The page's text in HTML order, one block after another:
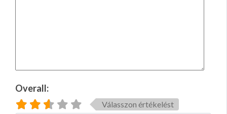
Overall:
Válasszon értékelést